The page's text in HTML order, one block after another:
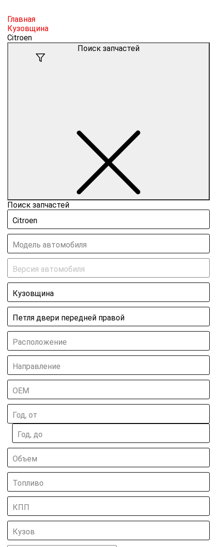
Главная
Кузовщина
Citroen
Поиск запчастей
Поиск запчастей
Citroen
Модель автомобиля
Версия автомобиля
Кузовщина
Петля двери передней правой
Расположение
Направление
ОЕМ
Год, от
Год, до
Объем
Топливо
КПП
Кузов